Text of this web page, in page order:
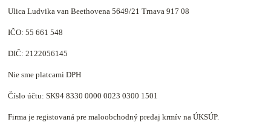
Ulica Ludvika van Beethovena 5649/21 Trnava 917 08
IČO: 55 661 548
DIČ: 2122056145
Nie sme platcami DPH
Číslo účtu: SK94 8330 0000 0023 0300 1501
Firma je registovaná pre maloobchodný predaj krmív na ÚKSÚP.